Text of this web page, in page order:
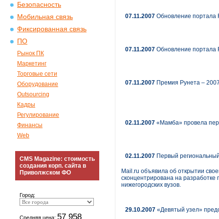
Безопасность
Мобильная связь
Фиксированная связь
ПО
Рынок ПК
Маркетинг
Торговые сети
Оборудование
Outsourcing
Кадры
Регулирование
Финансы
Web
CMS Magazine: стоимость
создания корп. сайта в
Приволжском ФО
Город:
Средняя цена: 57 958
07.11.2007 Обновление портала
07.11.2007 Обновление портала
07.11.2007 Премия Рунета –
02.11.2007 «Мамба» провела
02.11.2007 Первый
Mail.ru объявила об открытии
сконцентрирована на разработке
нижегородских вузов.
29.10.2007 «Девятый узел»